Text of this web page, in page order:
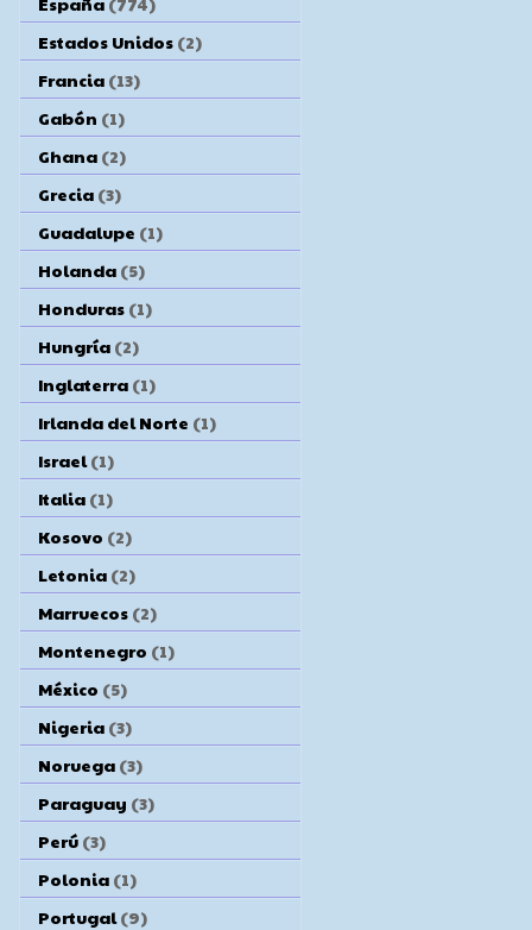
Estados Unidos (2)
Francia (13)
Gabón (1)
Ghana (2)
Grecia (3)
Guadalupe (1)
Holanda (5)
Honduras (1)
Hungría (2)
Inglaterra (1)
Irlanda del Norte (1)
Israel (1)
Italia (1)
Kosovo (2)
Letonia (2)
Marruecos (2)
Montenegro (1)
México (5)
Nigeria (3)
Noruega (3)
Paraguay (3)
Perú (3)
Polonia (1)
Portugal (9)